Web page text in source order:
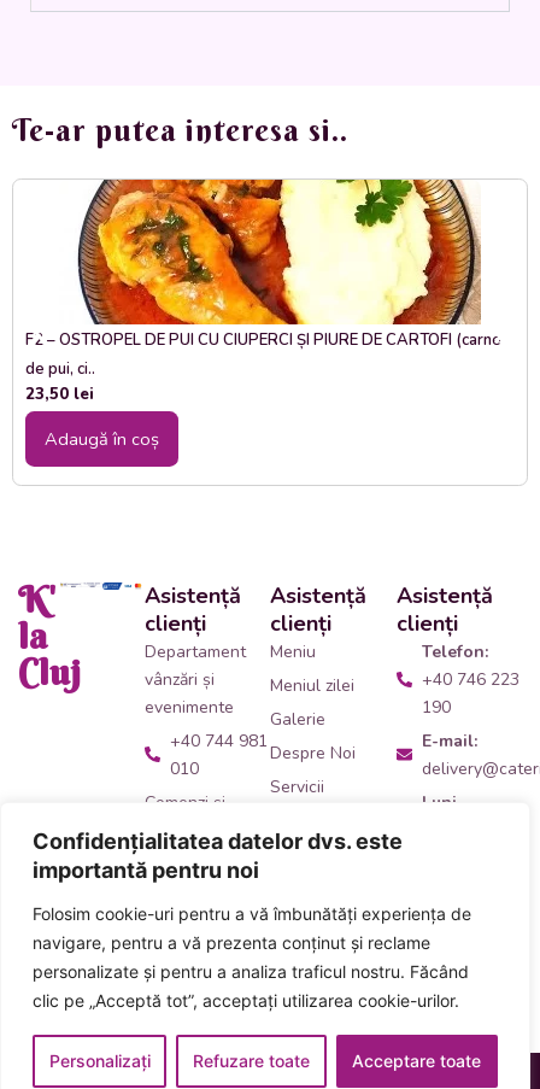
Confidențialitatea datelor dvs. este
importantă pentru noi
Folosim cookie-uri pentru a vă îmbunătăți experiența de
navigare, pentru a vă prezenta conținut și reclame
personalizate și pentru a analiza traficul nostru. Făcând
clic pe „Acceptă tot”, acceptați utilizarea cookie-urilor.
Personalizați Refuzare toate Acceptare toate
Te-ar putea interesa si..
F2 – OSTROPEL DE PUI CU CIUPERCI ȘI PIURE DE CARTOFI (carne
de pui, ci..
23,50 lei
Adaugă în coș
K'
la
Cluj
Asistență
clienți
Departament
vânzări și
evenimente
+40 744 981
010
Comenzi și
livrări catering
+40 746 223
Acceptăm plata
numerar și card
inclusiv carduri
de masă
Asistență
clienți
Meniu
Meniul zilei
Galerie
Despre Noi
Servicii
Asistență
clienți
Telefon:
+40 746 223
190
E-mail:
Luni -
Adresă:
găsești
Designed & Developed Termeni și Condiții
Politica Cookies